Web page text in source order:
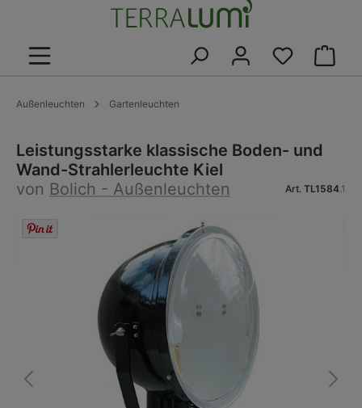
Außenleuchten Gartenleuchten
Leistungsstarke klassische Boden- und
Wand-Strahlerleuchte Kiel
von Bolich - Außenleuchten Art. TL1584.1
Bildergalerie überspringen